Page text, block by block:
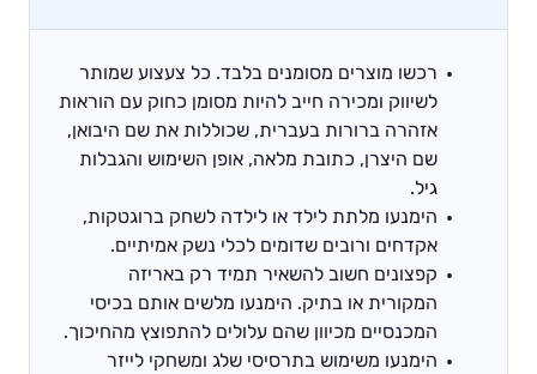
רכשו מוצרים מסומנים בלבד. כל צעצוע שמותר
לשיווק ומכירה חייב להיות מסומן כחוק עם הוראות
אזהרה ברורות בעברית, שכוללות את שם היבואן,
שם היצרן, כתובת מלאה, אופן השימוש והגבלות
גיל.
הימנעו מלתת לילד או לילדה לשחק ברוגטקות,
אקדחים ורובים שדומים לכלי נשק אמיתיים.
קפצונים חשוב להשאיר תמיד רק באריזה
המקורית או בתיק. הימנעו מלשים אותם בכיסי
המכנסיים מכיוון שהם עלולים להתפוצץ מהחיכוך.
הימנעו משימוש בתרסיסי שלג ומשחקי לייזר